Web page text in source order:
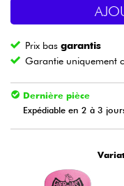
Batteries &
Vents
Violons &
Eveil Musical
Câbles & Access.
Prix basgarantis
Garantie uniquement
Dernière pièce
Expédiable en 2 à 3